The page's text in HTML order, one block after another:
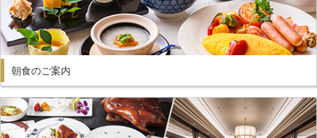
朝食のご案内